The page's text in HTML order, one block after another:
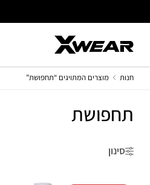
content
חנות מוצרים המתויגים “תחפושת”
תחפושת
סינון